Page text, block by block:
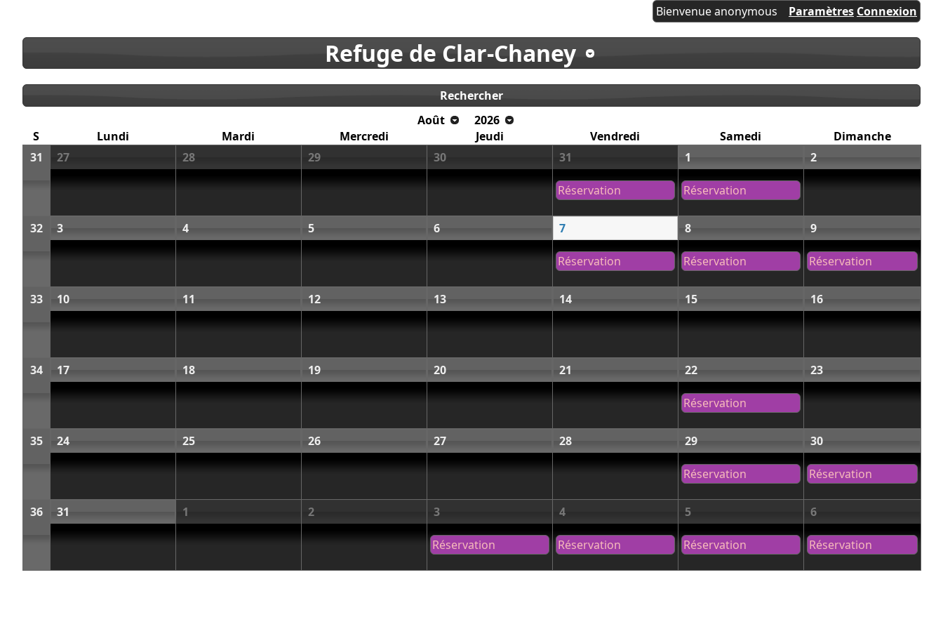
Bienvenue anonymous Paramètres Connexion
Refuge de Clar-Chaney
Rechercher
Août
2026
S
Lundi Mardi Mercredi Jeudi Vendredi Samedi
Dimanche
31
27 28 29 30 31
Réservation
1
Réservation
2
32 3 4 5 6 7
Réservation
8
Réservation
9
Réservation
33 10 11 12 13 14 15 16
34 17 18 19 20 21 22
Réservation
23
35 24 25 26 27 28 29
Réservation
30
Réservation
36 31 1 2 3
Réservation
4
Réservation
5
Réservation
6
Réservation